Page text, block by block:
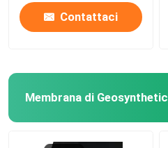
Contattaci
Membrana di Geosynthetic